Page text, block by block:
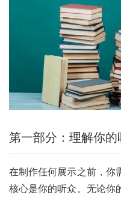
第一部分：理解你的
在制作任何展示之前，你
核心是你的听众。无论你